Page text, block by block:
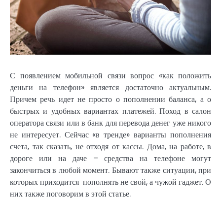
С появлением мобильной связи вопрос «как положить
деньги на телефон» является достаточно актуальным.
Причем речь идет не просто о пополнении баланса, а о
быстрых и удобных вариантах платежей. Поход в салон
оператора связи или в банк для перевода денег уже никого
не интересует. Сейчас «в тренде» варианты пополнения
счета, так сказать, не отходя от кассы. Дома, на работе, в
дороге или на даче – средства на телефоне могут
закончиться в любой момент. Бывают также ситуации, при
которых приходится пополнять не свой, а чужой гаджет. О
них также поговорим в этой статье.